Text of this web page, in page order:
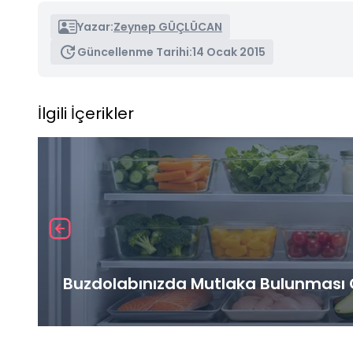
Yazar:Zeynep GÜÇLÜCAN
Güncellenme Tarihi:14 Ocak 2015
İlgili İçerikler
Buzdolabınızda Mutlaka Bulunması